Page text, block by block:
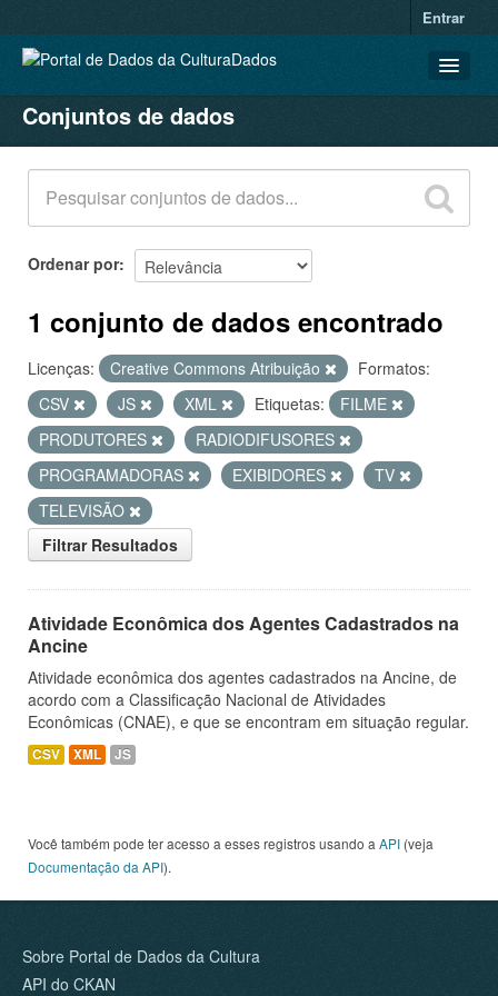
Entrar
CONJUNTOS DE DADOS
ORGANIZAÇÕES
GRUPOS
SOBRE
Conjuntos de dados
Ordenar por
1 conjunto de dados encontrado
Licenças: Creative Commons Atribuição
Formatos:
CSV
JS XML Etiquetas:
FILME
PRODUTORES
RADIODIFUSORES
PROGRAMADORAS
EXIBIDORES
TV
TELEVISÃO
Filtrar Resultados
Atividade Econômica dos Agentes Cadastrados na
Ancine
Atividade econômica dos agentes cadastrados na Ancine, de
acordo com a Classificação Nacional de Atividades
Econômicas (CNAE), e que se encontram em situação regular.
CSV XML JS
Você também pode ter acesso a esses registros usando a API (veja
Documentação da API).
Sobre Portal de Dados da Cultura
API do CKAN